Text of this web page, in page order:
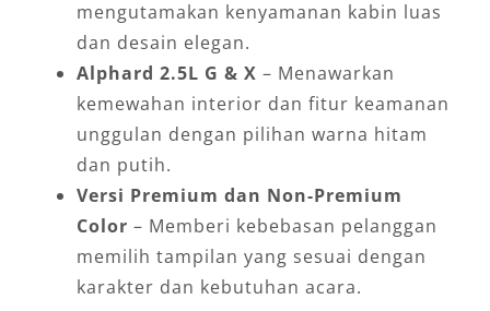
mengutamakan kenyamanan kabin luas
dan desain elegan.
Alphard 2.5L G & X – Menawarkan
kemewahan interior dan fitur keamanan
unggulan dengan pilihan warna hitam
dan putih.
Versi Premium dan Non-Premium
Color – Memberi kebebasan pelanggan
memilih tampilan yang sesuai dengan
karakter dan kebutuhan acara.